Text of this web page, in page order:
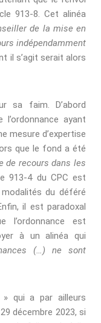
913-8. Cet alinéa
de la mise en
indépendamment
il s’agit serait alors
sa faim. D’abord
ayant
mesure d’expertise
que le fond a été
de recours dans les
913-4 du CPC est
du déféré
il est paradoxal
l’ordonnance est
à un alinéa qui
(…) ne sont
qui a par ailleurs
décembre 2023, si